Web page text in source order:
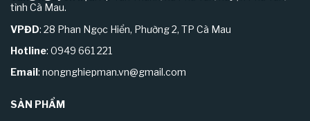
tỉnh Cà Mau.
VPĐD: 28 Phan Ngọc Hiển, Phường 2, TP Cà Mau
Hotline: 0949 661 221
Email: nongnghiepman.vn@gmail.com
SẢN PHẨM